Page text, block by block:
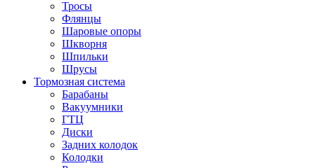
Тросы
Флянцы
Шаровые опоры
Шкворня
Шпильки
Шрусы
Тормозная система
Барабаны
Вакуумники
ГТЦ
Диски
Задних колодок
Колодки